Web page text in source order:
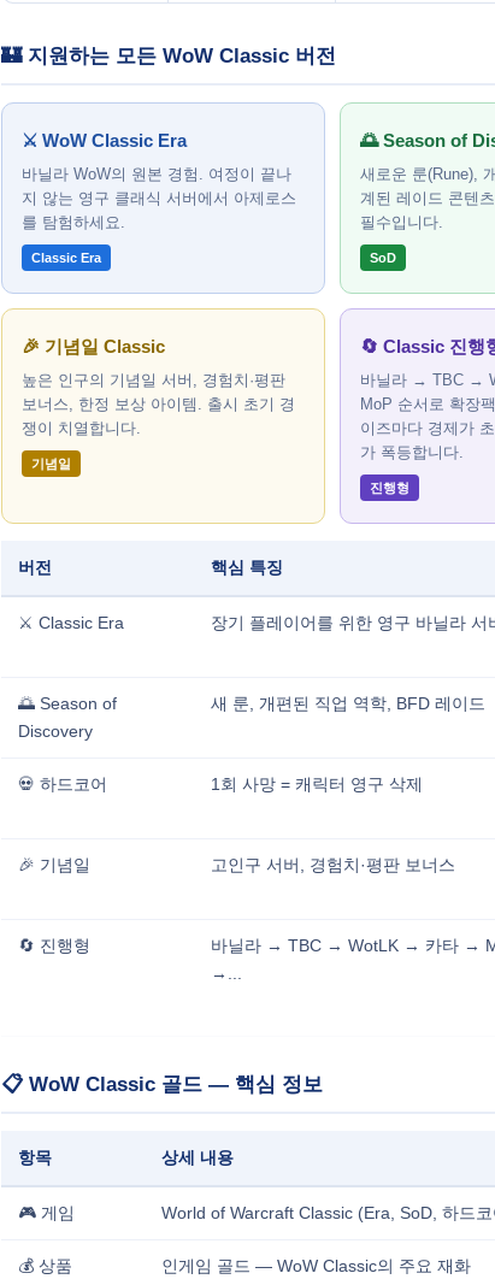
🏰 지원하는 모든 WoW Classic 버전
⚔️ WoW Classic Era
바닐라 WoW의 원본 경험. 여정이 끝나
지 않는 영구 클래식 서버에서 아제로스
를 탐험하세요.
Classic Era
🌅 Season of
새로운 룬(Rune),
계된 레이드 콘텐
필수입니다.
SoD
🎉 기념일 Classic
높은 인구의 기념일 서버, 경험치·평판
보너스, 한정 보상 아이템. 출시 초기 경
쟁이 치열합니다.
기념일
🔄 Classic 진행
바닐라 → TBC →
MoP 순서로 확장
이즈마다 경제가
가 폭등합니다.
진행형
버전 핵심 특징
⚔️ Classic Era 장기 플레이어를 위한 영구 바닐라 서
🌅 Season of
Discovery
새 룬, 개편된 직업 역학, BFD 레이드
💀 하드코어 1회 사망 = 캐릭터 영구 삭제
🎉 기념일 고인구 서버, 경험치·평판 보너스
🔄 진행형
바닐라 → TBC → WotLK → 카타 →
→...
📋 WoW Classic 골드 — 핵심 정보
항목 상세 내용
🎮 게임 World of Warcraft Classic (Era, SoD, 하드
💰 상품 인게임 골드 — WoW Classic의 주요 재화